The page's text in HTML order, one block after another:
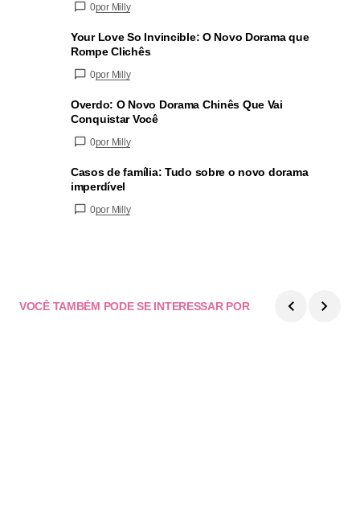
0por Milly
Your Love So Invincible: O Novo Dorama que
Rompe Clichês
0por Milly
Overdo: O Novo Dorama Chinês Que Vai
Conquistar Você
0por Milly
Casos de família: Tudo sobre o novo dorama
imperdível
0por Milly
VOCÊ TAMBÉM PODE SE INTERESSAR POR